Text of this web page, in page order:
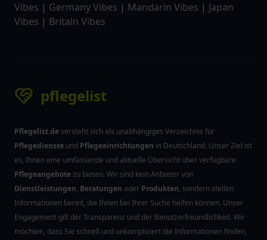
Vibes | Germany Vibes | Mandarin Vibes | Japan
Vibes | Britain Vibes
pflegelist
Pflegelist.deversteht sich als unabhängiges Verzeichnis für
Pflegedienste und Pflegeeinrichtungen in Deutschland. Unser Ziel ist
es, Ihnen eine umfassende und aktuelle Übersicht über verfügbare
Pflegeangebotezu bieten. Wir sind kein Anbieter von
Dienstleistungen, Beratungen oder Produkten, sondern stellen
Informationen bereit, die Ihnen bei Ihrer Suche helfen können. Unser
Engagement gilt der Transparenz und der Benutzerfreundlichkeit. Wir
möchten, dass Sie schnell und unkompliziert die Informationen finden,